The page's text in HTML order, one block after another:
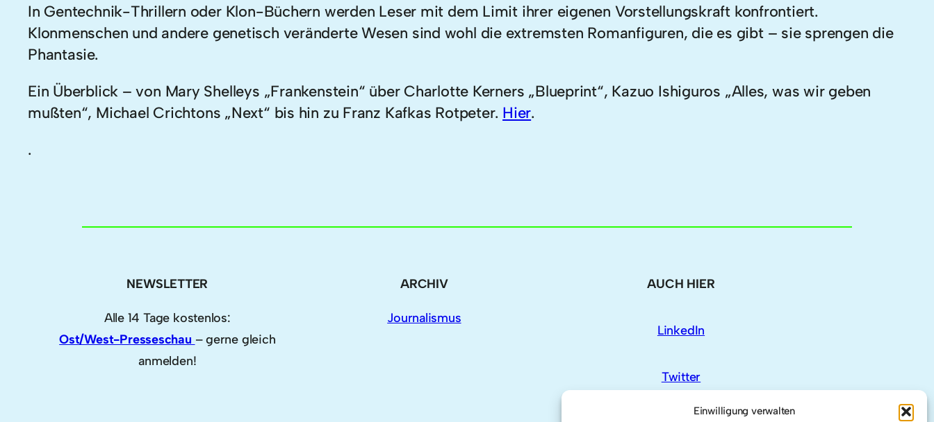
Einwilligung verwalten
In Gentechnik-Thrillern oder Klon-Büchern werden Leser mit dem Limit ihrer eigenen Vorstellungskraft konfrontiert.
Klonmenschen und andere genetisch veränderte Wesen sind wohl die extremsten Romanfiguren, die es gibt – sie sprengen die
Phantasie.
Ein Überblick – von Mary Shelleys „Frankenstein“ über Charlotte Kerners „Blueprint“, Kazuo Ishiguros „Alles, was wir geben
mußten“, Michael Crichtons „Next“ bis hin zu Franz Kafkas Rotpeter. Hier.
.
NEWSLETTER
Alle 14 Tage kostenlos:
Ost/West-Presseschau – gerne gleich
anmelden!
ARCHIV
Journalismus
AUCH HIER
LinkedIn
Twitter